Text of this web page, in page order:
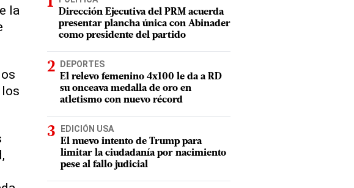
la
Dirección Ejecutiva del PRM acuerda
presentar plancha única con Abinader
como presidente del partido
DEPORTES
El relevo femenino 4x100 le da a RD
su onceava medalla de oro en
atletismo con nuevo récord
EDICIÓN USA
El nuevo intento de Trump para
limitar la ciudadanía por nacimiento
pese al fallo judicial